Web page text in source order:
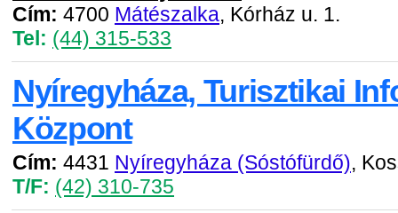
Cím: 4700 Mátészalka, Kórház u. 1.
Tel: (44) 315-533
Nyíregyháza, Turisztikai
Központ
Cím: 4431 Nyíregyháza (Sóstófürdő),
T/F: (42) 310-735